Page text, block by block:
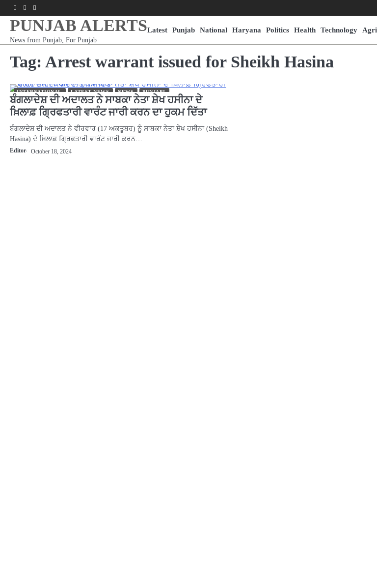
to
content
Facebook
YoutubeInstagram
PUNJAB ALERTS
News from Punjab, For Punjab
Latest Punjab National Haryana Politics Health Technology
Tag: Arrest warrant issued for Sheikh Hasina
INTERNATIONAL LATEST NEWS NEWS PUNJABI
ਬੰਗਲਾਦੇਸ਼ ਦੀ ਅਦਾਲਤ ਨੇ ਸਾਬਕਾ ਨੇਤਾ ਸ਼ੇਖ ਹਸੀਨਾ ਦੇ
ਖ਼ਿਲਾਫ਼ ਗ੍ਰਿਫਤਾਰੀ ਵਾਰੰਟ ਜਾਰੀ ਕਰਨ ਦਾ ਹੁਕਮ ਦਿੱਤਾ
ਬੰਗਲਾਦੇਸ਼ ਦੀ ਅਦਾਲਤ ਨੇ ਵੀਰਵਾਰ (17 ਅਕਤੂਬਰ) ਨੂੰ ਸਾਬਕਾ ਨੇਤਾ ਸ਼ੇਖ ਹਸੀਨਾ (Sheikh
Hasina) ਦੇ ਖ਼ਿਲਾਫ਼ ਗ੍ਰਿਫਤਾਰੀ ਵਾਰੰਟ ਜਾਰੀ ਕਰਨ…
Editor October 18, 2024